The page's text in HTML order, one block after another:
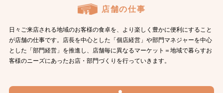
店舗の仕事
日々ご来店される地域のお客様の食卓を、より楽しく豊かに便利にすること
が店舗の仕事です。店長を中心とした「個店経営」や部門マネジャーを中心
とした「部門経営」を推進し、店舗毎に異なるマーケット＝地域で暮らすお
客様のニーズにあったお店・部門づくりを行っていきます。